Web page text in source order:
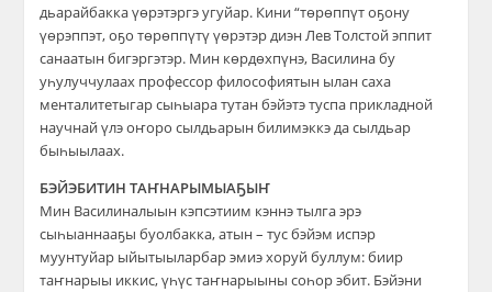
дьарайбакка үөрэтэргэ угуйар. Кини “төрөппүт оҕону
үөрэппэт, оҕо төрөппүтү үөрэтэр диэн Лев Толстой эппит
санаатын бигэргэтэр. Мин көрдөхпүнэ, Василина бу
уһулуччулаах профессор философиятын ылан саха
менталитетыгар сыһыара тутан бэйэтэ туспа прикладной
научнай үлэ оҥоро сылдьарын билимэккэ да сылдьар
быһыылаах.
БЭЙЭБИТИН ТАҤНАРЫМЫАҔЫҤ
Мин Василиналыын кэпсэтиим кэннэ тылга эрэ
сыһыаннааҕы буолбакка, атын – тус бэйэм испэр
муунтуйар ыйытыыларбар эмиэ хоруй буллум: биир
таҥнарыы иккис, үһүс таҥнарыыны соһор эбит. Бэйэни